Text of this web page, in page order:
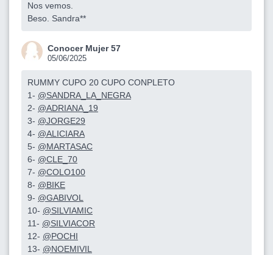
Nos vemos.
Beso. Sandra**
Conocer Mujer 57
05/06/2025
RUMMY CUPO 20 CUPO CONPLETO
1- @SANDRA_LA_NEGRA
2- @ADRIANA_19
3- @JORGE29
4- @ALICIARA
5- @MARTASAC
6- @CLE_70
7- @COLO100
8- @BIKE
9- @GABIVOL
10- @SILVIAMIC
11- @SILVIACOR
12- @POCHI
13- @NOEMIVIL